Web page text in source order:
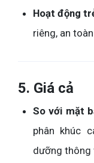
Hoạt động
riêng, an
5. Giá cả
So với mặt
phân khúc
dưỡng thông